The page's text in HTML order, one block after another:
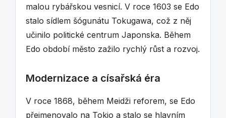
malou rybářskou vesnicí. V roce 1603 se Edo
stalo sídlem šógunátu Tokugawa, což z něj
učinilo politické centrum Japonska. Během
Edo období město zažilo rychlý růst a rozvoj.
Modernizace a císařská éra
V roce 1868, během Meidži reforem, se Edo
přejmenovalo na Tokio a stalo se hlavním